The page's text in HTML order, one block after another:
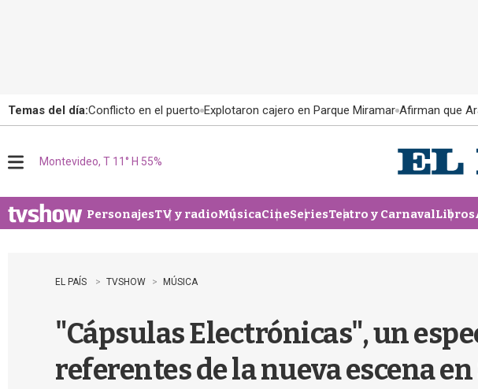
Temas del día:Conflicto en el puerto Explotaron cajero en Parque Miramar Afirman que
u
Montevideo, T 11° H 55%
PersonajesTV y radioMúsicaCineSeriesTeatro y CarnavalLibros
EL PAÍS TVSHOW MÚSICA
"Cápsulas Electrónicas", un
referentes de la nueva escena